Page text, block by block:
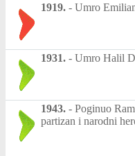
1919. - Umro
1931. - Umro Halil
1943. - Poginuo
partizan i narodni